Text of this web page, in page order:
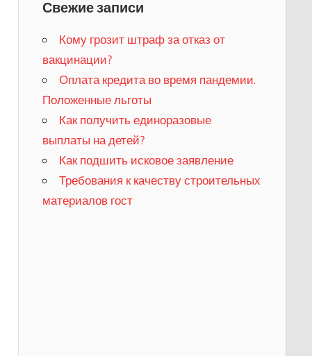
Свежие записи
Кому грозит штраф за отказ от
вакцинации?
​Оплата кредита во время пандемии.
Положенные льготы
​Как получить единоразовые
выплаты на детей?
Как подшить исковое заявление
Требования к качеству строительных
материалов гост